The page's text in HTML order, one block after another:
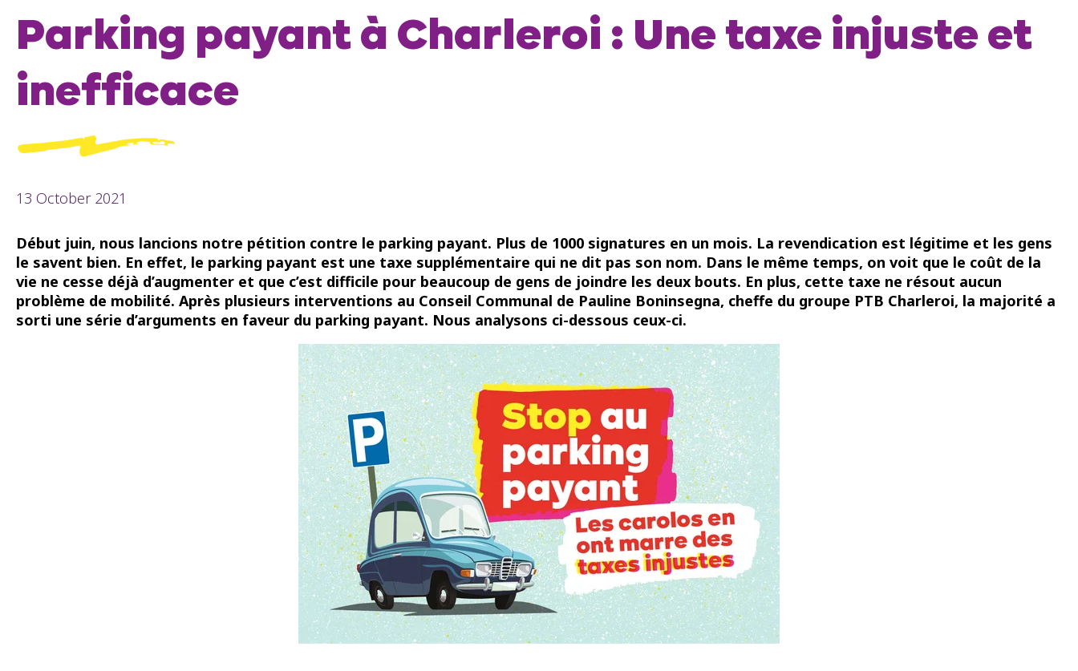
Parking payant à Charleroi : Une taxe injuste et
inefficace
13 October 2021
Début juin, nous lancions notre pétition contre le parking payant. Plus de 1000 signatures en un mois. La revendication est légitime et les gens
le savent bien. En effet, le parking payant est une taxe supplémentaire qui ne dit pas son nom. Dans le même temps, on voit que le coût de la
vie ne cesse déjà d’augmenter et que c’est difficile pour beaucoup de gens de joindre les deux bouts. En plus, cette taxe ne résout aucun
problème de mobilité. Après plusieurs interventions au Conseil Communal de Pauline Boninsegna, cheffe du groupe PTB Charleroi, la majorité a
sorti une série d’arguments en faveur du parking payant. Nous analysons ci-dessous ceux-ci.